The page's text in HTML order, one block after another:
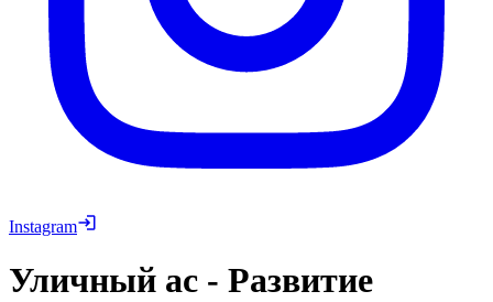
Instagram
Уличный ас - Развитие